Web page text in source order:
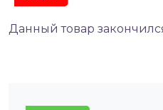
Данный товар